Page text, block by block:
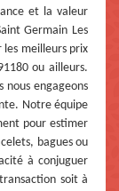
et la valeur
Germain Les
meilleurs prix
ou ailleurs.
nous engageons
Notre équipe
pour estimer
bagues ou
à conjuguer
soit à